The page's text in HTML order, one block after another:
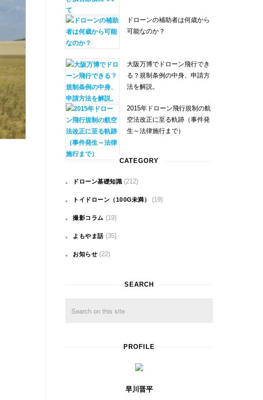
ドローンの補助者は何歳から
可能なのか？
大阪万博でドローン飛行でき
る？規制条例の中身、申請方
法を解説。
2015年ドローン飛行規制の航
空法改正に至る軌跡（事件発
生～法律施行まで）
CATEGORY
ドローン基礎知識 (212)
トイドローン（100G未満） (19)
撮影コラム (19)
よもやま話(35)
お知らせ (22)
SEARCH
PROFILE
早川晋平